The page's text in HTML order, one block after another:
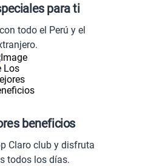
para ti
todo el Perú y el
beneficios
Claro club y disfruta
todos los días.